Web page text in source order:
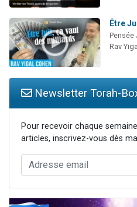
Être
Pensée
Rav
Newsletter Torah-
Pour recevoir chaque
articles, inscrivez-vous dès